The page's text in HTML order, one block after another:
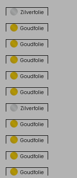
Zilverfolie
Goudfolie
Goudfolie
Goudfolie
Goudfolie
Goudfolie
Zilverfolie
Goudfolie
Goudfolie
Goudfolie
Goudfolie